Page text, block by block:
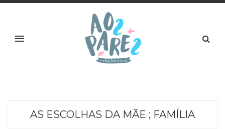
AS ESCOLHAS DA MÃE ; FAMÍLIA